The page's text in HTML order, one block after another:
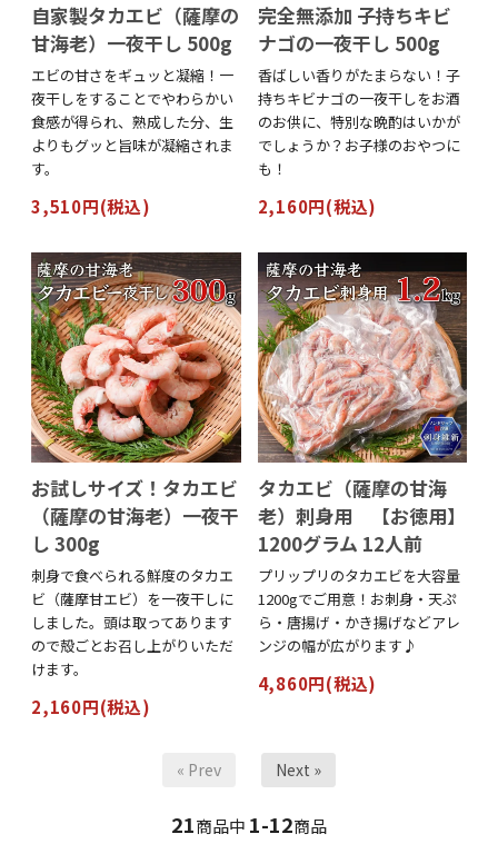
自家製タカエビ（薩摩の
甘海老）一夜干し 500g
エビの甘さをギュッと凝縮！一
夜干しをすることでやわらかい
食感が得られ、熟成した分、生
よりもグッと旨味が凝縮されま
す。
3,510円(税込)
完全無添加 子持ちキビ
ナゴの一夜干し 500g
香ばしい香りがたまらない！子
持ちキビナゴの一夜干しをお酒
のお供に、特別な晩酌はいかが
でしょうか？お子様のおやつに
も！
2,160円(税込)
お試しサイズ！タカエビ
（薩摩の甘海老）一夜干
し 300g
刺身で食べられる鮮度のタカエ
ビ（薩摩甘エビ）を一夜干しに
しました。頭は取ってあります
ので殻ごとお召し上がりいただ
けます。
2,160円(税込)
タカエビ（薩摩の甘海
老）刺身用 【お徳用】
1200グラム 12人前
プリップリのタカエビを大容量
1200gでご用意！お刺身・天ぷ
ら・唐揚げ・かき揚げなどアレ
ンジの幅が広がります♪
4,860円(税込)
« Prev Next »
21商品中 1-12商品